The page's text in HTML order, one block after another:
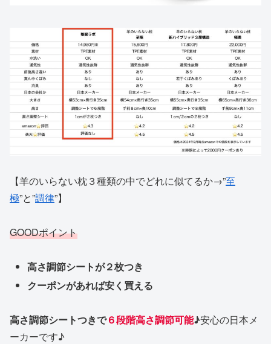
【羊のいらない枕３種類の中でどれに似てるか→”至
極”と”調律”】
GOODポイント
高さ調節シートが２枚つき
クーポンがあれば安く買える
高さ調節シートつきで６段階高さ調節可能♪安心の日本メ
ーカーです♪